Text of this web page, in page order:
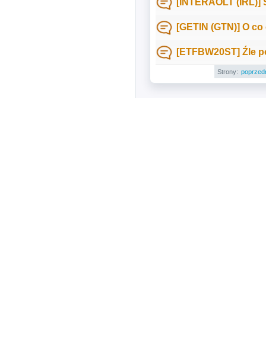
[INTERAOLT (IRL)]
[GETIN (GTN)] O
[ETFBW20ST] Źle
Strony: